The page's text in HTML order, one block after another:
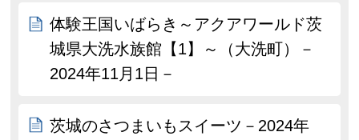
体験王国いばらき～アクアワールド茨
城県大洗水族館【1】～（大洗町）－
2024年11月1日－
茨城のさつまいもスイーツ－2024年